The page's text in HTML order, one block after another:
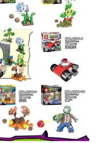
150₽
о товаре
с обязательным
в нашем магазине
в нашейгруппе